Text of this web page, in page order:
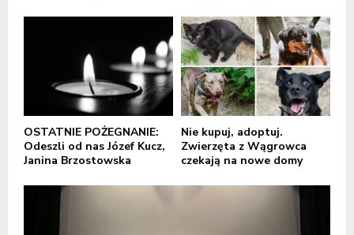
OSTATNIE POŻEGNANIE:
Odeszli od nas Józef Kucz,
Janina Brzostowska
Nie kupuj, adoptuj.
Zwierzęta z Wągrowca
czekają na nowe domy